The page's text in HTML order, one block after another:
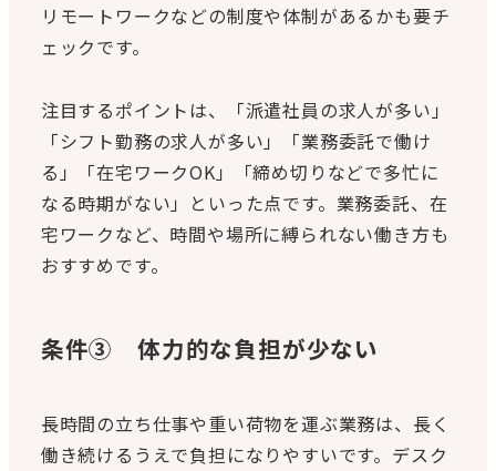
リモートワークなどの制度や体制があるかも要チ
ェックです。
注目するポイントは、「派遣社員の求人が多い」
「シフト勤務の求人が多い」「業務委託で働け
る」「在宅ワークOK」「締め切りなどで多忙に
なる時期がない」といった点です。業務委託、在
宅ワークなど、時間や場所に縛られない働き方も
おすすめです。
条件③ 体力的な負担が少ない
長時間の立ち仕事や重い荷物を運ぶ業務は、長く
働き続けるうえで負担になりやすいです。デスク